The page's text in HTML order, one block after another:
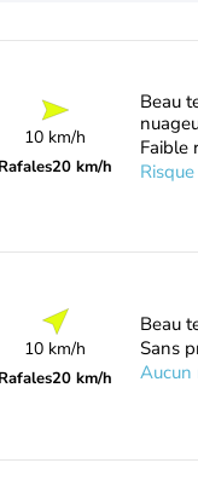
10 km/h
Rafales20 km/h
Beau
Faible
10 km/h
Rafales20 km/h
Beau
Sans
Aucun